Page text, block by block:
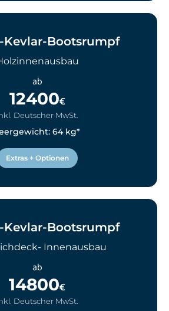
Kevlar-Bootsrumpf
ab
12400€
Deutscher MwSt.
64 kg*
Extras + Optionen
Kevlar-Bootsrumpf
Innenausbau
ab
14800€
Deutscher MwSt.